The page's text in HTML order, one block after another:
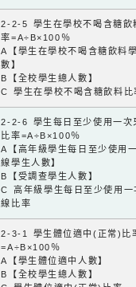
2-2-5 學生在學校不喝含糖飲
率=A÷B×100％
A【學生在學校不喝含糖飲料
數】
B【全校學生總人數】
C 學生在學校不喝含糖飲料比
2-2-6 學生每日至少使用一次
比率=A÷B×100％
A【高年級學生每日至少使用
線學生人數】
B【受調查學生人數】
C 高年級學生每日至少使用一
線比率
2-3-1 學生體位適中(正常)比
=A÷B×100％
A【學生體位適中人數】
B【全校學生總人數】